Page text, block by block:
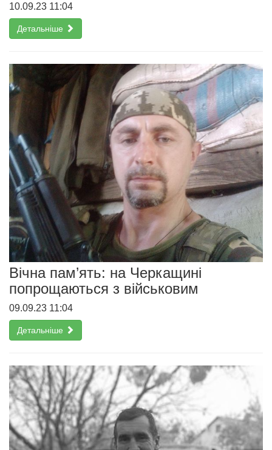
10.09.23 11:04
Детальніше
Вічна пам’ять: на Черкащині
попрощаються з військовим
09.09.23 11:04
Детальніше